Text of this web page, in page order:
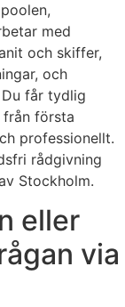
med
och skiffer,
och
får tydlig
första
professionellt.
rådgivning
Stockholm.
eller
via